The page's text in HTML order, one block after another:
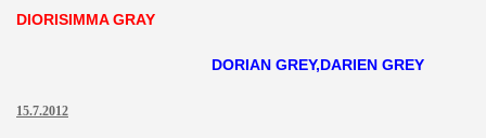
DIORISIMMA GRAY
DORIAN GREY,DARIEN GREY
15.7.2012